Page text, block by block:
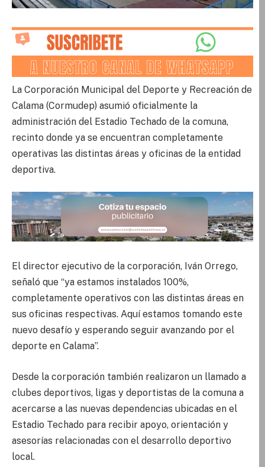
La Corporación Municipal del Deporte y Recreación de
Calama (Cormudep) asumió oficialmente la
administración del Estadio Techado de la comuna,
recinto donde ya se encuentran completamente
operativas las distintas áreas y oficinas de la entidad
deportiva.
El director ejecutivo de la corporación, Iván Orrego,
señaló que “ya estamos instalados 100%,
completamente operativos con las distintas áreas en
sus oficinas respectivas. Aquí estamos tomando este
nuevo desafío y esperando seguir avanzando por el
deporte en Calama”.
Desde la corporación también realizaron un llamado a
clubes deportivos, ligas y deportistas de la comuna a
acercarse a las nuevas dependencias ubicadas en el
Estadio Techado para recibir apoyo, orientación y
asesorías relacionadas con el desarrollo deportivo
local.